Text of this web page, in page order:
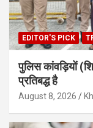
EDITOR'S PICK
पुलिस कांवड़ियों
प्रतिबद्ध है
August 8, 2026